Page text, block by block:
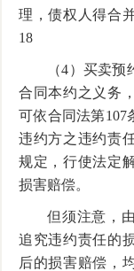
理，债权人得合
18
（4）买卖
合同本约之义务
可依合同法第107
违约方之违约责
规定，行使法定
损害赔偿。
但须注意，
追究违约责任的
后的损害赔偿，